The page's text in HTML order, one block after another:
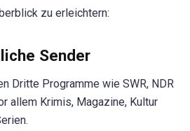
zu erleichtern:
Sender
Dritte Programme wie SWR, NDR
allem Krimis, Magazine, Kultur